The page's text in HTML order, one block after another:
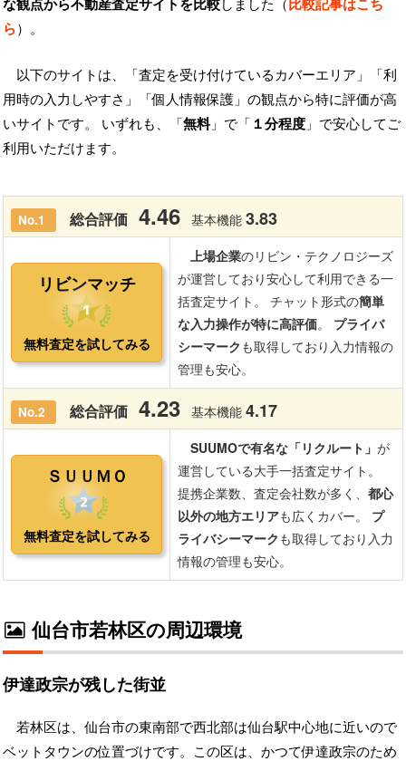
な観点から不動産査定サイトを比較しました（比較記事はこち
ら）。
以下のサイトは、「査定を受け付けているカバーエリア」「利
用時の入力しやすさ」「個人情報保護」の観点から特に評価が高
いサイトです。 いずれも、「無料」で「 １分程度 」で安心してご
利用いただけます。
仙台市若林区の周辺環境
伊達政宗が残した街並
若林区は、仙台市の東南部で西北部は仙台駅中心地に近いので
ベットタウンの位置づけです。この区は、かつて伊達政宗のため